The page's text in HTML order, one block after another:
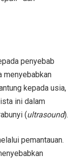
penyebab
menyebabkan
kepada usia,
ini dalam
(ultrasound).
pemantauan.